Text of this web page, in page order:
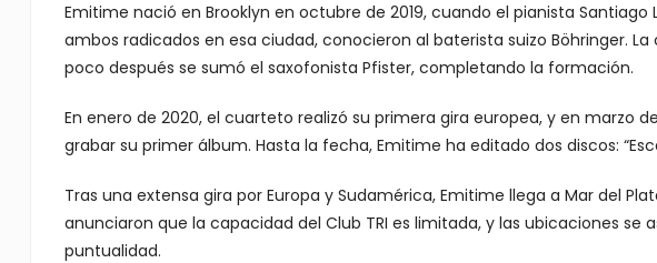
Emitime nació en Brooklyn en octubre de 2019, cuando el pianista Santiago
ambos radicados en esa ciudad, conocieron al baterista suizo Böhringer.
poco después se sumó el saxofonista Pfister, completando la formación.
En enero de 2020, el cuarteto realizó su primera gira europea, y en marzo
grabar su primer álbum. Hasta la fecha, Emitime ha editado dos discos:
Tras una extensa gira por Europa y Sudamérica, Emitime llega a Mar del
anunciaron que la capacidad del Club TRI es limitada, y las ubicaciones se
puntualidad.